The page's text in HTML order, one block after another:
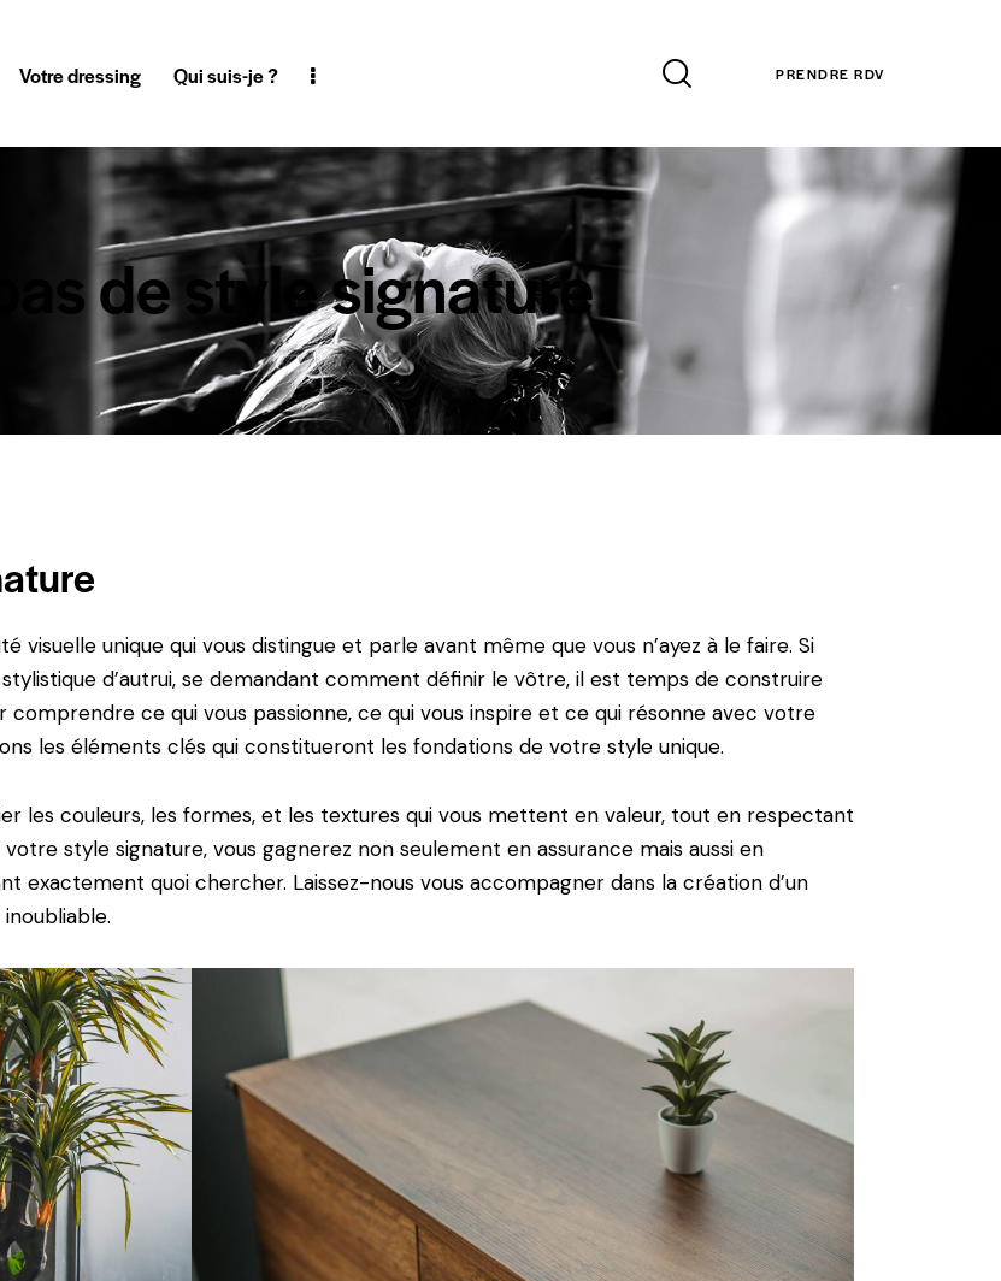
Votre dressing Qui suis-je ? PRENDRE RDV
de style signature
visuelle unique qui vous distingue et parle avant même que vous n’ayez à le faire. Si
d’autrui, se demandant comment définir le vôtre, il est temps de construire
ce qui vous passionne, ce qui vous inspire et ce qui résonne avec votre
les éléments clés qui constitueront les fondations de votre style unique.
les couleurs, les formes, et les textures qui vous mettent en valeur, tout en respectant
style signature, vous gagnerez non seulement en assurance mais aussi en
exactement quoi chercher. Laissez-nous vous accompagner dans la création d’un